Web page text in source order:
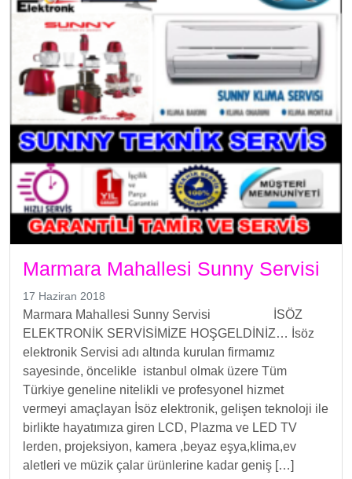
Marmara Mahallesi Sunny Servisi
17 Haziran 2018
Marmara Mahallesi Sunny Servisi İSÖZ
ELEKTRONİK SERVİSİMİZE HOŞGELDİNİZ… İsöz
elektronik Servisi adı altında kurulan firmamız
sayesinde, öncelikle istanbul olmak üzere Tüm
Türkiye geneline nitelikli ve profesyonel hizmet
vermeyi amaçlayan İsöz elektronik, gelişen teknoloji ile
birlikte hayatımıza giren LCD, Plazma ve LED TV
lerden, projeksiyon, kamera ,beyaz eşya,klima,ev
aletleri ve müzik çalar ürünlerine kadar geniş […]